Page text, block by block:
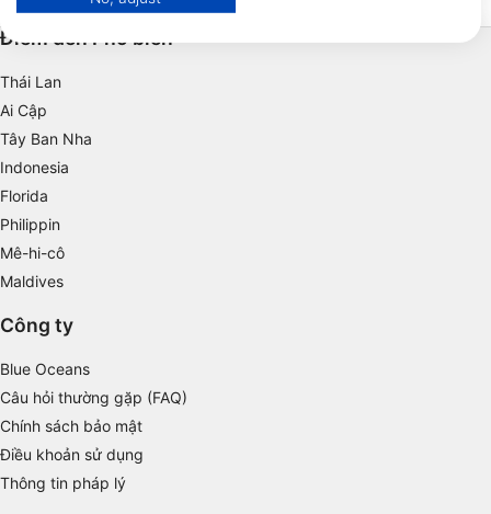
rạn san hô.
Điểm đến Phổ biến
Thái Lan
Ai Cập
Tây Ban Nha
Indonesia
Florida
Philippin
Mê-hi-cô
Maldives
Công ty
Blue Oceans
Câu hỏi thường gặp (FAQ)
Chính sách bảo mật
Điều khoản sử dụng
Thông tin pháp lý
View Partner List (1 IAB Vendors)
Store and/or access information on a device
Use limited data to select advertising
Use profiles to select personalised
advertising
Create profiles to personalise content
Use profiles to select personalised content
Measure content performance
combinations of data from different sources